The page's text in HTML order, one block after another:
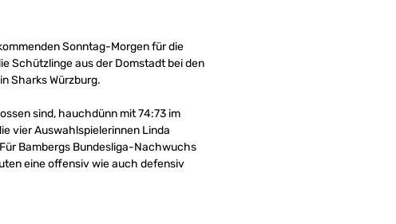
Sonntag-Morgen für die
Schützlinge aus der Domstadt bei den
Sharks Würzburg.
sind, hauchdünn mit 74:73 im
vier Auswahlspielerinnen Linda
Für Bambergs Bundesliga-Nachwuchs
eine offensiv wie auch defensiv